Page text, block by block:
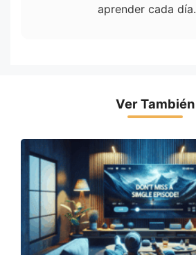
aprender cada día.
Ver También